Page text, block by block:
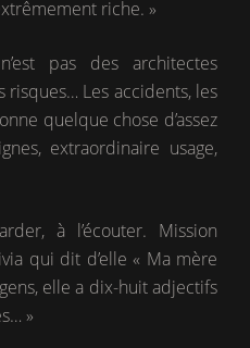
riche. »
pas des architectes
Les accidents, les
quelque chose d’assez
extraordinaire usage,
à l’écouter. Mission
qui dit d’elle « Ma mère
elle a dix-huit adjectifs
»